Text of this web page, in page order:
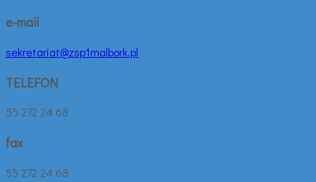
e-mail
sekretariat@zsp1malbork.pl
TELEFON
55 272 24 68
fax
55 272 24 68